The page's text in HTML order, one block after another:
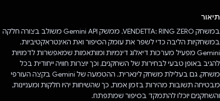
תיאור
במשחק VENDETTA: RING ZERO, ממשק Gemini API משולב בצורה חלקה
במשחקיות הליבה כדי לשפר את עומק הסיפור ואת האינטראקטיביות.
Gemini מפעיל מערכות דיאלוג דינמיות ומותאמות שמאפשרות לדמויות
להגיב באופן טבעי לבחירות של השחקנים, וכך יוצרות חוויה ייחודית בכל
משחק, גם בעלילת משחק לינארית. ההטמעה של Gemini בקצה העורפי
מבטיחה תשובות מהירות בזמן אמת, כך שהשיחות יהיו חלקות ומעניינות,
והשחקנים יוכלו להתמקד בסיפור שמתפתח.